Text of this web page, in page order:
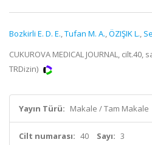
Bozkirli E. D. E.,Tufan M. A.,ÖZIŞIK L.,
CUKUROVA MEDICAL JOURNAL, cilt.40,
TRDizin)
Yayın Türü: Makale / Tam Makale
Cilt numarası: 40 Sayı: 3